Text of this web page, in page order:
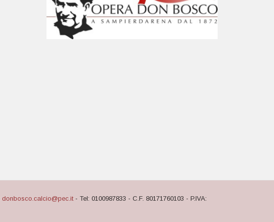
donbosco.calcio@pec.it- Tel: 0100987833 - C.F. 80171760103 - P.IVA: